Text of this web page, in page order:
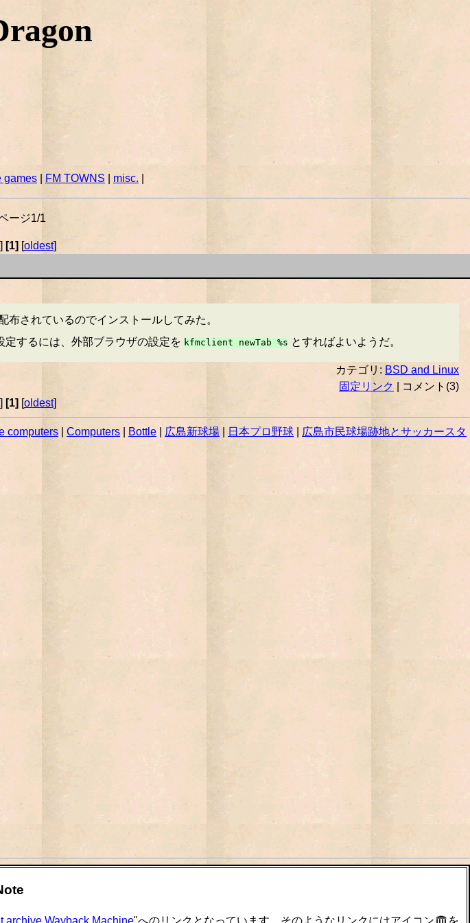
games FM TOWNS misc.
ージ1/1
] [1] [oldest]
されているのでインストールしてみた。
するには、外部ブラウザの設定を kfmclient newTab %s とすればよいようだ。
カテゴリ: BSD and Linux
固定リンク
| コメント(3)
] [1] [oldest]
computers Computers Bottle 広島新球場 日本プロ野球
広島市民球場跡地とサッカースタ